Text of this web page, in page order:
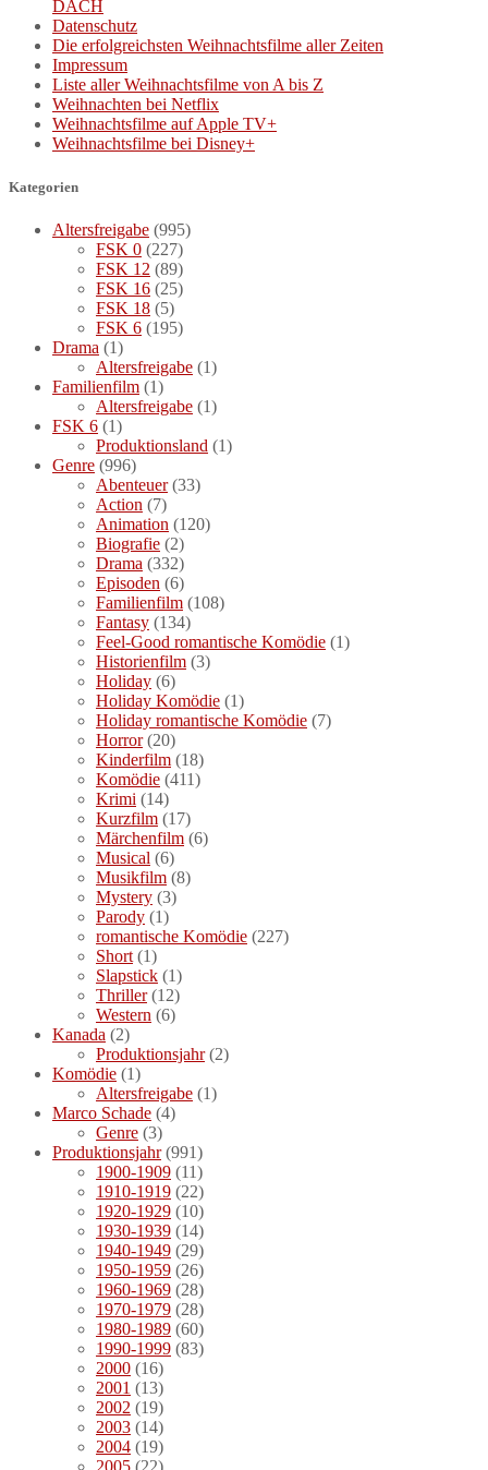
DACH
Datenschutz
Die erfolgreichsten Weihnachtsfilme aller Zeiten
Impressum
Liste aller Weihnachtsfilme von A bis Z
Weihnachten bei Netflix
Weihnachtsfilme auf Apple TV+
Weihnachtsfilme bei Disney+
Kategorien
Altersfreigabe (995)
FSK 0 (227)
FSK 12 (89)
FSK 16 (25)
FSK 18 (5)
FSK 6 (195)
Drama (1)
Altersfreigabe (1)
Familienfilm (1)
Altersfreigabe (1)
FSK 6 (1)
Produktionsland (1)
Genre (996)
Abenteuer(33)
Action (7)
Animation (120)
Biografie (2)
Drama (332)
Episoden (6)
Familienfilm (108)
Fantasy (134)
Feel-Good romantische Komödie (1)
Historienfilm (3)
Holiday (6)
Holiday Komödie (1)
Holiday romantische Komödie (7)
Horror(20)
Kinderfilm (18)
Komödie (411)
Krimi (14)
Kurzfilm (17)
Märchenfilm (6)
Musical (6)
Musikfilm (8)
Mystery (3)
Parody (1)
romantische Komödie (227)
Short (1)
Slapstick (1)
Thriller(12)
Western (6)
Kanada (2)
Produktionsjahr(2)
Komödie (1)
Altersfreigabe (1)
Marco Schade (4)
Genre (3)
Produktionsjahr(991)
1900-1909 (11)
1910-1919 (22)
1920-1929 (10)
1930-1939 (14)
1940-1949 (29)
1950-1959 (26)
1960-1969 (28)
1970-1979 (28)
1980-1989 (60)
1990-1999 (83)
2000 (16)
2001 (13)
2002 (19)
2003 (14)
2004 (19)
2005 (22)